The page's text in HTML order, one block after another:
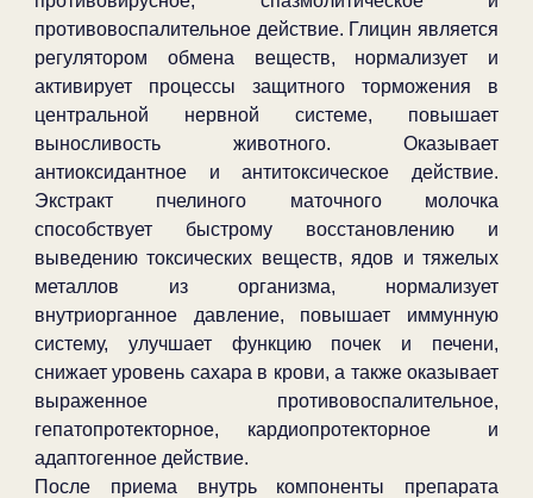
противовоспалительное действие. Глицин является
регулятором обмена веществ, нормализует и
активирует процессы защитного торможения в
центральной нервной системе, повышает
выносливость животного. Оказывает
антиоксидантное и антитоксическое действие.
Экстракт пчелиного маточного молочка
способствует быстрому восстановлению и
выведению токсических веществ, ядов и тяжелых
металлов из организма, нормализует
внутриорганное давление, повышает иммунную
систему, улучшает функцию почек и печени,
снижает уровень сахара в крови, а также оказывает
выраженное противовоспалительное,
гепатопротекторное, кардиопротекторное и
адаптогенное действие.
После приема внутрь компоненты препарата